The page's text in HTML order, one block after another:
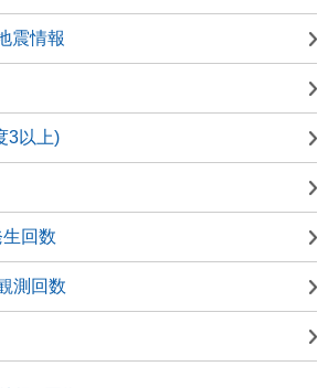
震情報
3以上)
回数
測回数